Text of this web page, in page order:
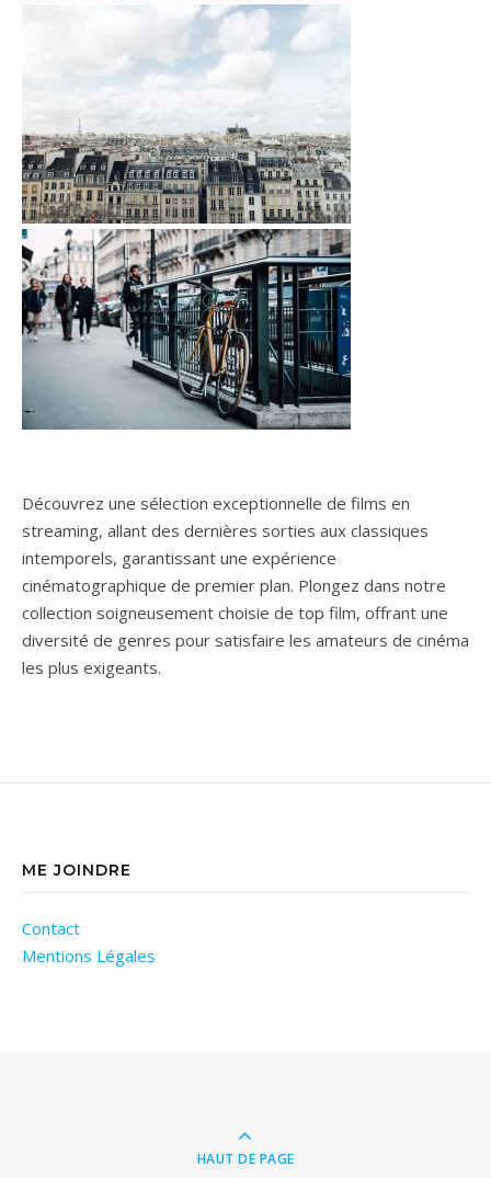
Découvrez une sélection exceptionnelle de films en
streaming, allant des dernières sorties aux classiques
intemporels, garantissant une expérience
cinématographique de premier plan. Plongez dans notre
collection soigneusement choisie de top film, offrant une
diversité de genres pour satisfaire les amateurs de cinéma
les plus exigeants.
ME JOINDRE
Contact
Mentions Légales
HAUT DE PAGE